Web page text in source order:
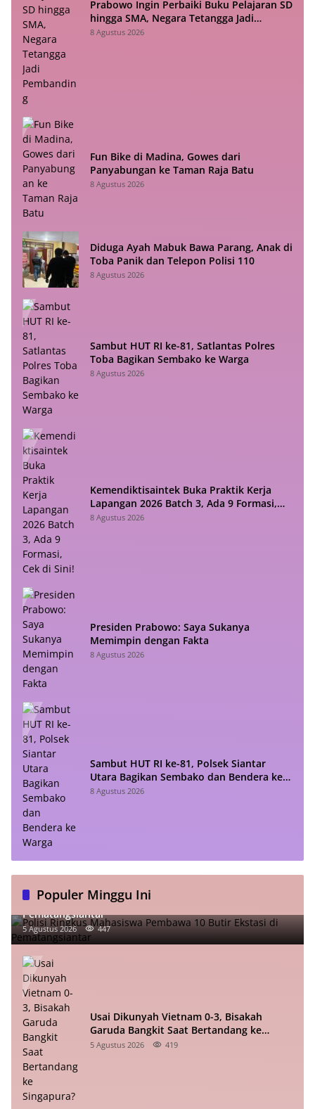
Prabowo Ingin Perbaiki Buku Pelajaran SD
hingga SMA, Negara Tetangga Jadi
Pembanding
8 Agustus 2026
Fun Bike di Madina, Gowes dari
Panyabungan ke Taman Raja Batu
8 Agustus 2026
Diduga Ayah Mabuk Bawa Parang, Anak di
Toba Panik dan Telepon Polisi 110
8 Agustus 2026
Sambut HUT RI ke-81, Satlantas Polres
Toba Bagikan Sembako ke Warga
8 Agustus 2026
Kemendiktisaintek Buka Praktik Kerja
Lapangan 2026 Batch 3, Ada 9 Formasi,
Cek di Sini!
8 Agustus 2026
Presiden Prabowo: Saya Sukanya
Memimpin dengan Fakta
8 Agustus 2026
Sambut HUT RI ke-81, Polsek Siantar
Utara Bagikan Sembako dan Bendera ke
Warga
8 Agustus 2026
Populer Minggu Ini
Polisi Ringkus Mahasiswa Pembawa 10 Butir Ekstasi di
Pematangsiantar
5 Agustus 2026 447
Usai Dikunyah Vietnam 0-3, Bisakah
Garuda Bangkit Saat Bertandang ke
Singapura?
5 Agustus 2026 419